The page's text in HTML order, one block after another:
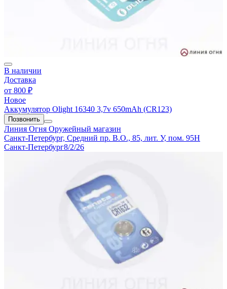
В наличии
Доставка
от 800 ₽
Новое
Аккумулятор Olight 16340 3,7v 650mAh (CR123)
Позвонить
Линия Огня Оружейный магазин
Санкт-Петербург, Средний пр. В.О., 85, лит. У, пом. 95Н
Санкт-Петербург8/2/26